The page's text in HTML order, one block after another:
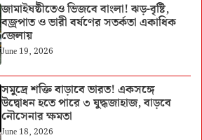
জামাইষষ্ঠীতেও ভিজবে বাংলা! ঝড়-বৃষ্টি,
বজ্রপাত ও ভারী বর্ষণের সতর্কতা একাধিক
জেলায়
June 19, 2026
সমুদ্রে শক্তি বাড়াবে ভারত! একসঙ্গে
উদ্বোধন হতে পারে ৩ যুদ্ধজাহাজ, বাড়বে
নৌসেনার ক্ষমতা
June 18, 2026